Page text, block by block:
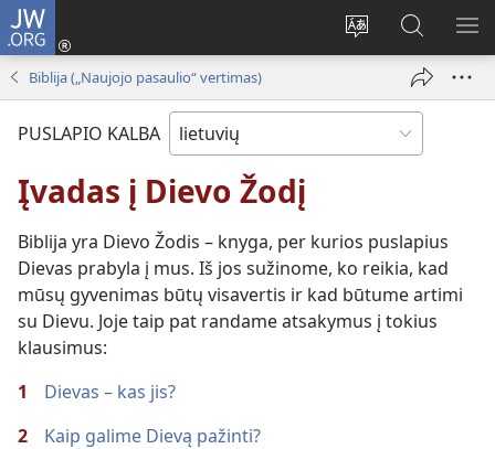
JW.ORG
Pakeisti
svetainės
Prisijungti
(atsiveria Paieška
svetainėje
JW.ORG
Biblija („Naujojo pasaulio“ vertimas)
PUSLAPIO KALBA
Įvadas į Dievo Žodį
Biblija yra Dievo Žodis – knyga, per kurios puslapius
Dievas prabyla į mus. Iš jos sužinome, ko reikia, kad
mūsų gyvenimas būtų visavertis ir kad būtume artimi
su Dievu. Joje taip pat randame atsakymus į tokius
klausimus:
1
Dievas – kas jis?
2
Kaip galime Dievą pažinti?